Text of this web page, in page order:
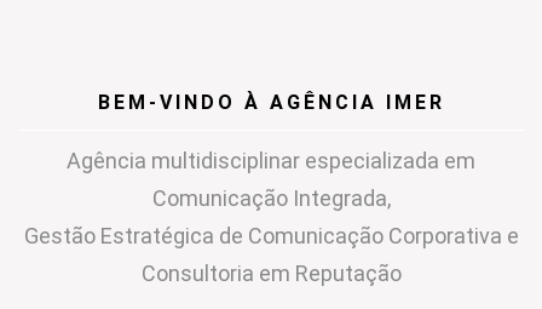
BEM-VINDO À AGÊNCIA IMER
Agência multidisciplinar especializada em
Comunicação Integrada,
Gestão Estratégica de Comunicação Corporativa e
Consultoria em Reputação